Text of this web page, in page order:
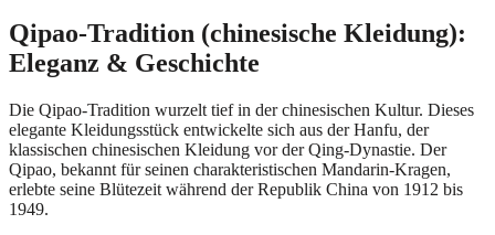
Qipao-Tradition (chinesische Kleidung):
Eleganz & Geschichte
Die Qipao-Tradition wurzelt tief in der chinesischen Kultur. Dieses
elegante Kleidungsstück entwickelte sich aus der Hanfu, der
klassischen chinesischen Kleidung vor der Qing-Dynastie. Der
Qipao, bekannt für seinen charakteristischen Mandarin-Kragen,
erlebte seine Blütezeit während der Republik China von 1912 bis
1949.